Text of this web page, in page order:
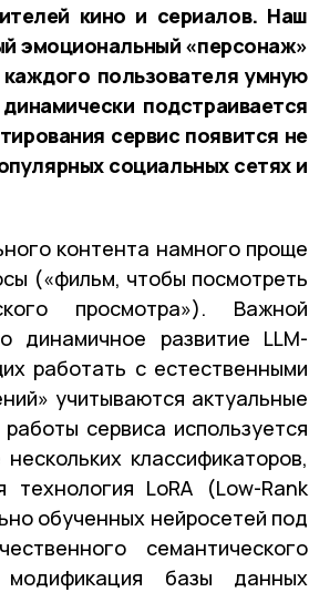
кино и сериалов. Наш
эмоциональный «персонаж»
пользователя умную
подстраивается
сервис появится не
социальных сетях и
контента намного проще
(«фильм, чтобы посмотреть
просмотра»). Важной
динамичное развитие LLM-
работать с естественными
учитываются актуальные
сервиса используется
классификаторов,
LoRA (Low-Rank
обученных нейросетей под
семантического
базы данных